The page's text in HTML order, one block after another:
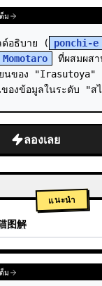
ม
ด์อธิบาย ( ponchi-e
Momotaro
ที่ผสมผสา
นของ "Irasutoya"
องข้อมูลในระดับ "ส
ลองเลย
แนะนำ
图解
ม